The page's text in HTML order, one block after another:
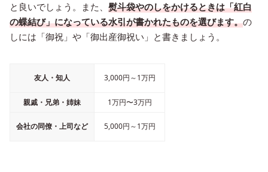
と良いでしょう。また、 熨斗袋やのしをかけるときは「紅白
の蝶結び」になっている水引が書かれたものを選びます。の
しには「御祝」や「御出産御祝い」と書きましょう。
友人・知人 3,000円～1万円
親戚・兄弟・姉妹 1万円〜3万円
会社の同僚・上司など 5,000円～1万円